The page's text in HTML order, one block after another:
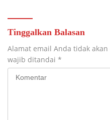
Tinggalkan Balasan
Alamat email Anda tidak
wajib ditandai *